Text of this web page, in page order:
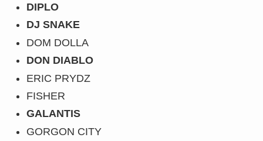
DIPLO
DJ SNAKE
DOM DOLLA
DON DIABLO
ERIC PRYDZ
FISHER
GALANTIS
GORGON CITY